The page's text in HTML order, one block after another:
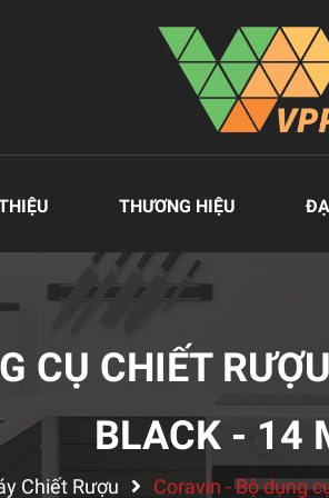
THƯƠNG HIỆU
CỤ CHIẾT
BLACK - 14
Chiết Rượu Coravin - Bộ dụng